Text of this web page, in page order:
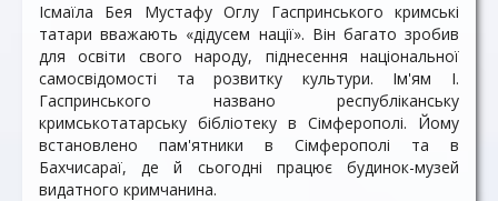
Ісмаїла Бея Мустафу Оглу Гаспринського кримські
татари вважають «дідусем нації». Він багато зробив
для освіти свого народу, піднесення національної
самосвідомості та розвитку культури. Ім'ям І.
Гаспринського названо республіканську
кримськотатарську бібліотеку в Сімферополі. Йому
встановлено пам'ятники в Сімферополі та в
Бахчисараї, де й сьогодні працює будинок-музей
видатного кримчанина.